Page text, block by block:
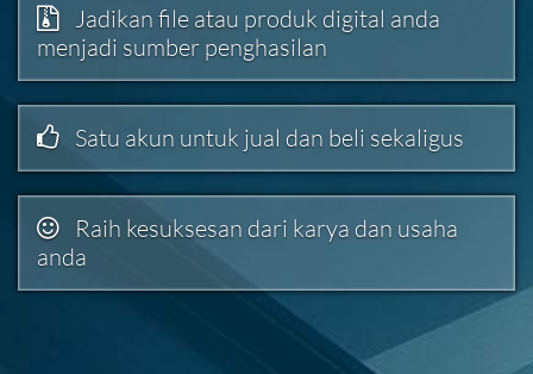
Jadikan file atau produk digital anda
menjadi sumber penghasilan
Satu akun untuk jual dan beli sekaligus
Raih kesuksesan dari karya dan usaha
anda